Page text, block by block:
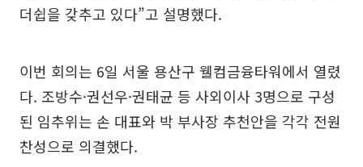
더쉽을 갖추고 있다”고 설명했다.
이번 회의는 6일 서울 용산구 웰컴금융타워에서 열렸
다. 조방수·권선우·권태균 등 사외이사 3명으로 구성
된 임추위는 손 대표와 박 부사장 추천안을 각각 전원
찬성으로 의결했다.